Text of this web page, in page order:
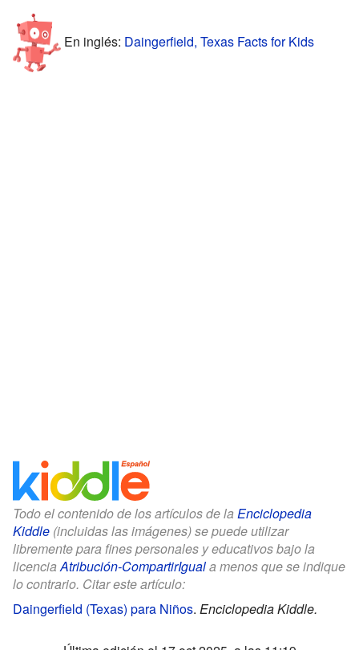
En inglés: Daingerfield, Texas Facts for Kids
Todo el contenido de los artículos de la Enciclopedia
Kiddle (incluidas las imágenes) se puede utilizar
libremente para fines personales y educativos bajo la
licenciaAtribución-CompartirIguala menos que se indique
lo contrario. Citar este artículo:
Daingerfield (Texas) para Niños. Enciclopedia Kiddle.